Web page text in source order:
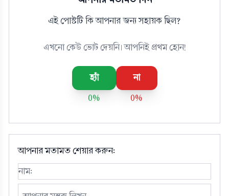
এই পোস্টটি কি আপনার জন্য সহায়ক ছিল?
এখনো কেউ ভোট দেয়নি। আপনিই প্রথম হোন!
হ্যাঁ
0%
না
0%
আপনার মতামত শেয়ার করুন: